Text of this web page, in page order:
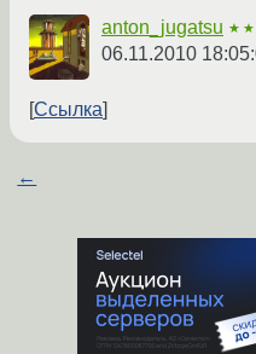
anton_jugatsu
06.11.2010
Ссылка
←